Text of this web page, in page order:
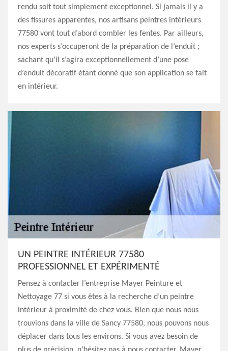
rendu soit tout simplement exceptionnel. Si jamais il y a
des fissures apparentes, nos artisans peintres intérieurs
77580 vont tout d’abord combler les fentes. Par ailleurs,
nos experts s’occuperont de la préparation de l’enduit ;
sachant qu’il s’agira exceptionnellement d’une pose
d’enduit décoratif étant donné que son application se fait
en intérieur.
UN PEINTRE INTÉRIEUR 77580
PROFESSIONNEL ET EXPÉRIMENTÉ
Pensez à contacter l’entreprise Mayer Peinture et
Nettoyage 77 si vous êtes à la recherche d’un peintre
intérieur à proximité de chez vous. Bien que nous nous
trouvions dans la ville de Sancy 77580, nous pouvons nous
déplacer dans tous les environs. Si vous avez besoin de